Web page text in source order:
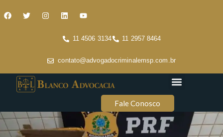
11 4506 3134 11 2957 8464
contato@advogadocriminalemsp.com.br
Fale Conosco